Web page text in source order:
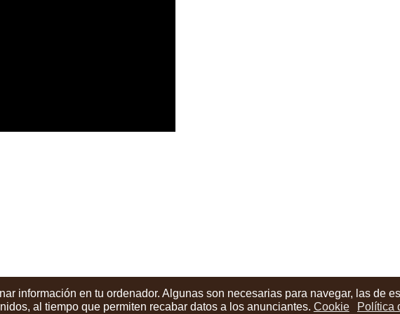
información en tu ordenador. Algunas son necesarias para navegar, las de
al tiempo que permiten recabar datos a los anunciantes. Cookie Política
Pau Alabajos en Urretxu